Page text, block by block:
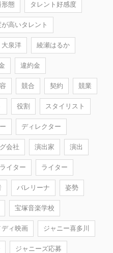
形態 タレント好感度
高いタレント
大泉洋 綾瀬はるか
違約金
競合 契約 競業
役割 スタイリスト
ディレクター
会社 演出家 演出
イター ライター
バレリーナ 姿勢
宝塚音楽学校
ディ映画 ジャニー喜多川
ジャニーズ応募